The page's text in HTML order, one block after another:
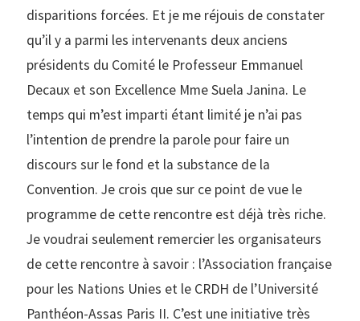
disparitions forcées. Et je me réjouis de constater
qu’il y a parmi les intervenants deux anciens
présidents du Comité le Professeur Emmanuel
Decaux et son Excellence Mme Suela Janina. Le
temps qui m’est imparti étant limité je n’ai pas
l’intention de prendre la parole pour faire un
discours sur le fond et la substance de la
Convention. Je crois que sur ce point de vue le
programme de cette rencontre est déjà très riche.
Je voudrai seulement remercier les organisateurs
de cette rencontre à savoir : l’Association française
pour les Nations Unies et le CRDH de l’Université
Panthéon-Assas Paris II. C’est une initiative très